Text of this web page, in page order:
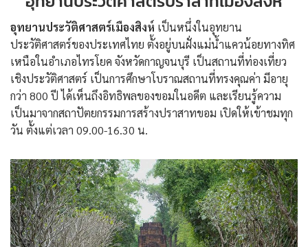
อุทยานประวัติศาสตร์เมืองสิงห์ เป็นหนึ่งในอุทยาน
ประวัติศาสตร์ของประเทศไทย ตั้งอยู่บนฝั่งแม่น้ำแควน้อยทางทิศ
เหนือในอำเภอไทรโยค จังหวัดกาญจนบุรี เป็นสถานที่ท่องเที่ยว
เชิงประวัติศาสตร์ เป็นการศึกษาโบราณสถานที่ทรงคุณค่า มีอายุ
กว่า 800 ปี ได้เห็นถึงอิทธิพลของขอมในอดีต และเรียนรู้ความ
เป็นมาจากสถาปัตยกรรมการสร้างปราสาทขอม เปิดให้เข้าชมทุก
วัน ตั้งแต่เวลา 09.00-16.30 น.